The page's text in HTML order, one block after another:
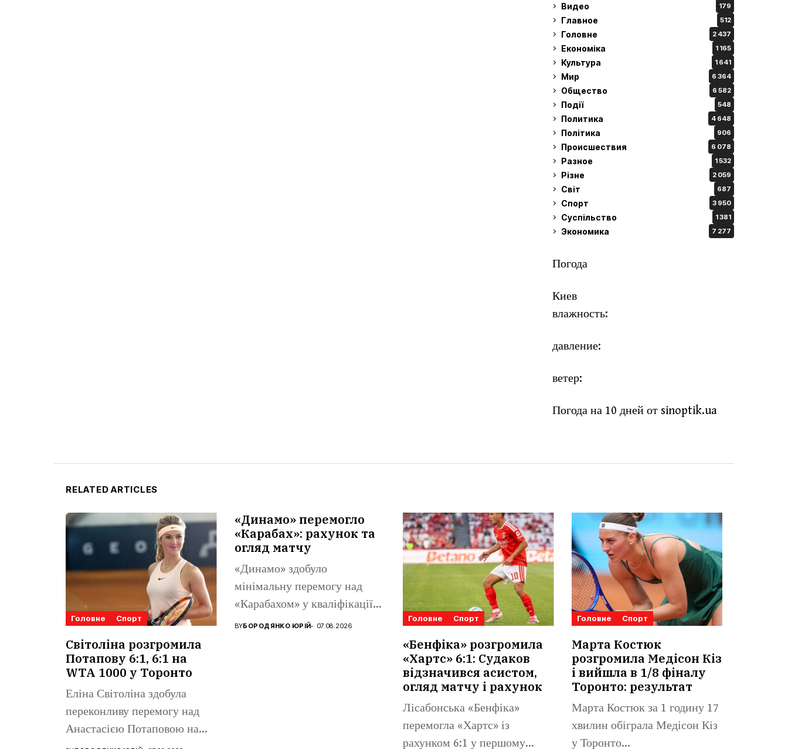
Видео 179
Главное 512
Головне 2 437
Економіка 1 165
Культура 1 641
Мир 6 364
Общество 6 582
Події 548
Политика 4 648
Політика 906
Происшествия 6 078
Разное 1 532
Різне 2 059
Світ 687
Спорт 3 950
Суспільство 1 381
Экономика 7 277
Погода
Киев
влажность:
давление:
ветер:
Погода на 10 дней от sinoptik.ua
RELATED ARTICLES
Головне Спорт
Світоліна розгромила
Потапову 6:1, 6:1 на
WTA 1000 у Торонто
Еліна Світоліна здобула
переконливу перемогу над
Анастасією Потаповою на
«Динамо» перемогло
«Карабах»: рахунок та
огляд матчу
«Динамо» здобуло
мінімальну перемогу над
«Карабахом» у кваліфікації
Ліги конференцій. Матвій
BYБОРОДЯНКО ЮРІЙ 07.08.2026
Головне Спорт
«Бенфіка» розгромила
«Хартс» 6:1: Судаков
відзначився асистом,
огляд матчу і рахунок
Лісабонська «Бенфіка»
перемогла «Хартс» із
рахунком 6:1 у першому
Головне Спорт
Марта Костюк
розгромила Медісон Кіз
і вийшла в 1/8 фіналу
Торонто: результат
Марта Костюк за 1 годину 17
хвилин обіграла Медісон Кіз
у Торонто...